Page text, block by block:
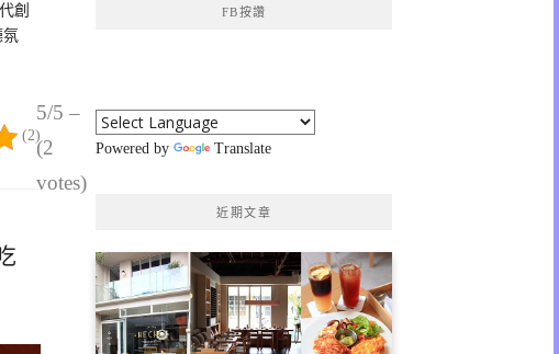
創
5/5 –
(2
votes)
(2)
FB按讚
Powered by Translate
近期文章